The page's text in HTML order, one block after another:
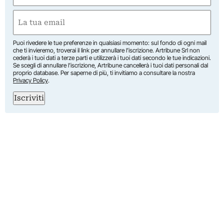
First
(Required)
Puoi rivedere le tue preferenze in qualsiasi momento: sul fondo di ogni mail
che ti invieremo, troverai il link per annullare l’iscrizione. Artribune Srl non
cederà i tuoi dati a terze parti e utilizzerà i tuoi dati secondo le tue indicazioni.
Se scegli di annullare l’iscrizione, Artribune cancellerà i tuoi dati personali dal
proprio database. Per saperne di più, ti invitiamo a consultare la nostra
Privacy Policy.
Iscriviti